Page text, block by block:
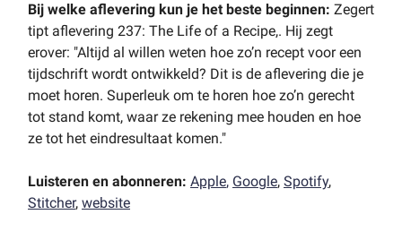
Bij welke aflevering kun je het beste beginnen: Zegert
tipt aflevering 237: The Life of a Recipe,. Hij zegt
erover: "Altijd al willen weten hoe zo’n recept voor een
tijdschrift wordt ontwikkeld? Dit is de aflevering die je
moet horen. Superleuk om te horen hoe zo’n gerecht
tot stand komt, waar ze rekening mee houden en hoe
ze tot het eindresultaat komen."
Luisteren en abonneren: Apple, Google, Spotify,
Stitcher, website